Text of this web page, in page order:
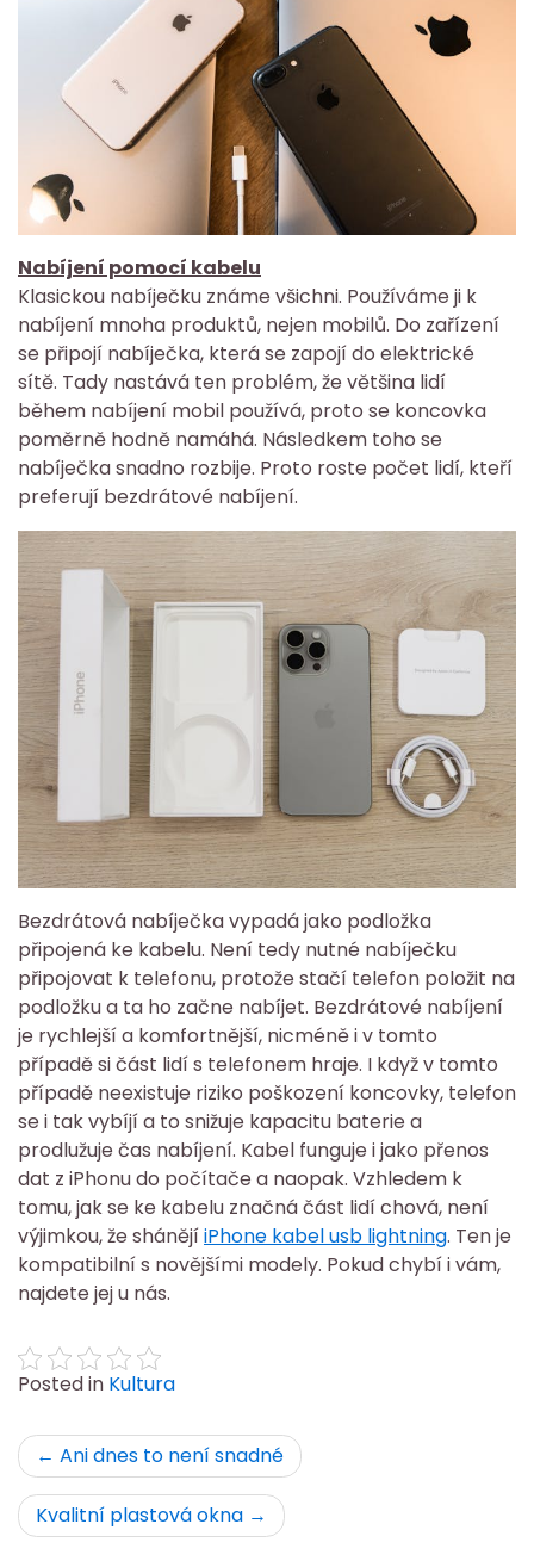
Nabíjení pomocí kabelu
Klasickou nabíječku známe všichni. Používáme ji k
nabíjení mnoha produktů, nejen mobilů. Do zařízení
se připojí nabíječka, která se zapojí do elektrické
sítě. Tady nastává ten problém, že většina lidí
během nabíjení mobil používá, proto se koncovka
poměrně hodně namáhá. Následkem toho se
nabíječka snadno rozbije. Proto roste počet lidí, kteří
preferují bezdrátové nabíjení.
Bezdrátová nabíječka vypadá jako podložka
připojená ke kabelu. Není tedy nutné nabíječku
připojovat k telefonu, protože stačí telefon položit na
podložku a ta ho začne nabíjet. Bezdrátové nabíjení
je rychlejší a komfortnější, nicméně i v tomto
případě si část lidí s telefonem hraje. I když v tomto
případě neexistuje riziko poškození koncovky, telefon
se i tak vybíjí a to snižuje kapacitu baterie a
prodlužuje čas nabíjení. Kabel funguje i jako přenos
dat z iPhonu do počítače a naopak. Vzhledem k
tomu, jak se ke kabelu značná část lidí chová, není
výjimkou, že shánějíiPhone kabel usb lightning. Ten je
kompatibilní s novějšími modely. Pokud chybí i vám,
najdete jej u nás.
Posted in Kultura
Navigace
pro
příspěvek
Ani dnes to není snadné
Kvalitní plastová okna